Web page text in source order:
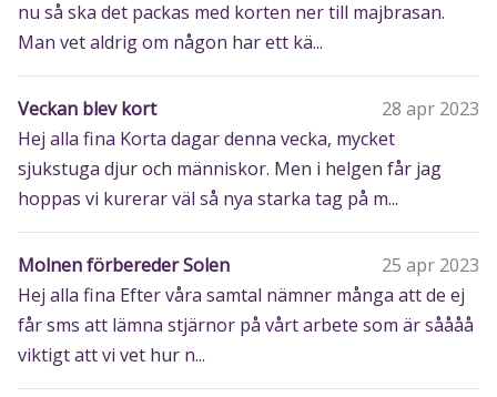
nu så ska det packas med korten ner till majbrasan.
Man vet aldrig om någon har ett kä...
Veckan blev kort
28 apr 2023
Hej alla fina Korta dagar denna vecka, mycket
sjukstuga djur och människor. Men i helgen får jag
hoppas vi kurerar väl så nya starka tag på m...
Molnen förbereder Solen
25 apr 2023
Hej alla fina Efter våra samtal nämner många att de ej
får sms att lämna stjärnor på vårt arbete som är såååå
viktigt att vi vet hur n...